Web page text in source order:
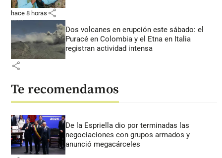
hace 8 horas share
Dos volcanes en erupción este sábado: el
Puracé en Colombia y el Etna en Italia
registran actividad intensa
share
Te recomendamos
De la Espriella dio por terminadas las
negociaciones con grupos armados y
anunció megacárceles